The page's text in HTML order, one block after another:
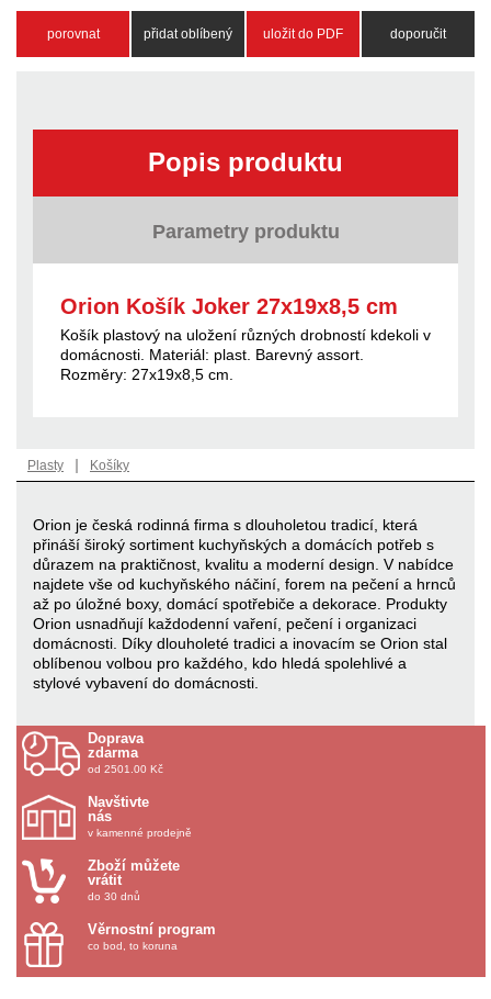
porovnat přidat oblíbený uložit do PDF doporučit
Popis produktu
Parametry produktu
Orion Košík Joker 27x19x8,5 cm
Košík plastový na uložení různých drobností kdekoli v
domácnosti. Materiál: plast. Barevný assort.
Rozměry: 27x19x8,5 cm.
Plasty | Košíky
Orion je česká rodinná firma s dlouholetou tradicí, která
přináší široký sortiment kuchyňských a domácích potřeb s
důrazem na praktičnost, kvalitu a moderní design. V nabídce
najdete vše od kuchyňského náčiní, forem na pečení a hrnců
až po úložné boxy, domácí spotřebiče a dekorace. Produkty
Orion usnadňují každodenní vaření, pečení i organizaci
domácnosti. Díky dlouholeté tradici a inovacím se Orion stal
oblíbenou volbou pro každého, kdo hledá spolehlivé a
stylové vybavení do domácnosti.
Doprava
zdarma
od 2501.00 Kč
Navštivte
nás
v kamenné prodejně
Zboží můžete
vrátit
do 30 dnů
Věrnostní program
co bod, to koruna